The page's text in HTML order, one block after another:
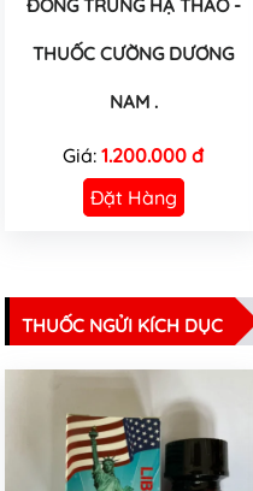
ĐÔNG TRÙNG HẠ THẢO -
THUỐC CƯỜNG DƯƠNG
NAM .
Giá: 1.200.000 đ
Đặt Hàng
THUỐC NGỬI KÍCH DỤC